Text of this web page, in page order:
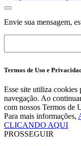
Envie sua mensagem,
Termos de Uso e
Esse site utiliza cookies
navegação. Ao
com nossos Termos de
Para mais informações,
CLICANDO AQUI
PROSSEGUIR